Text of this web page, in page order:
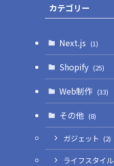
カテゴリー
Next.js (1)
Shopify (25)
Web制作 (33)
その他 (8)
ガジェット (2)
ライフスタイル